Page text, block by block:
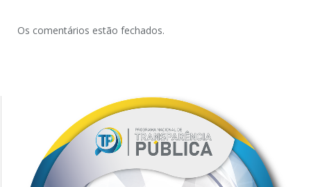
Os comentários estão fechados.